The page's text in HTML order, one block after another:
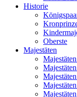
Historie
Oberste
Majestäten